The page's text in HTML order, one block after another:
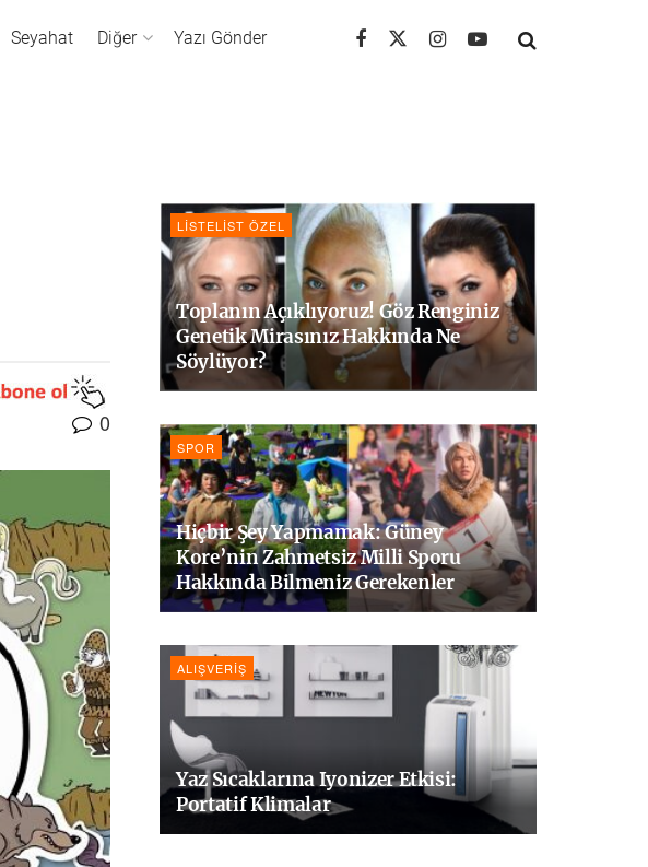
Seyahat Diğer Yazı Gönder
0
LISTELIST ÖZEL
Toplanın Açıklıyoruz! Göz Renginiz
Genetik Mirasınız Hakkında Ne
Söylüyor?
SPOR
Hiçbir Şey Yapmamak: Güney
Kore’nin Zahmetsiz Milli Sporu
Hakkında Bilmeniz Gerekenler
ALIŞVERIŞ
Yaz Sıcaklarına Iyonizer Etkisi:
Portatif Klimalar